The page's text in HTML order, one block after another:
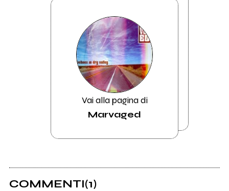
Vai alla pagina di
Marvaged
COMMENTI(1)